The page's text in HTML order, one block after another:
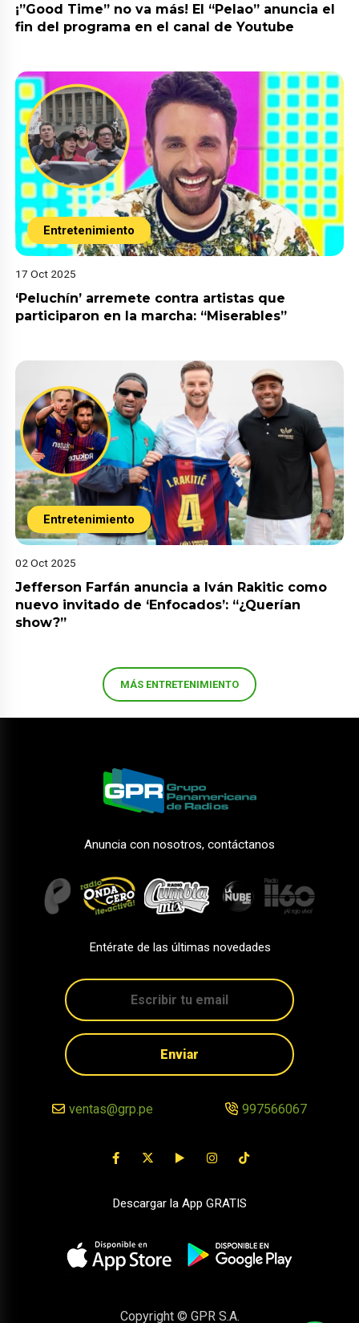
¡”Good Time” no va más! El “Pelao” anuncia el
fin del programa en el canal de Youtube
Entretenimiento
17 Oct 2025
‘Peluchín’ arremete contra artistas que
participaron en la marcha: “Miserables”
Entretenimiento
02 Oct 2025
Jefferson Farfán anuncia a Iván Rakitic como
nuevo invitado de ‘Enfocados’: “¿Querían
show?”
MÁS ENTRETENIMIENTO
Anuncia con nosotros, contáctanos
Entérate de las últimas novedades
Enviar
ventas@grp.pe 997566067
Descargar la App GRATIS
Copyright © GPR S.A.